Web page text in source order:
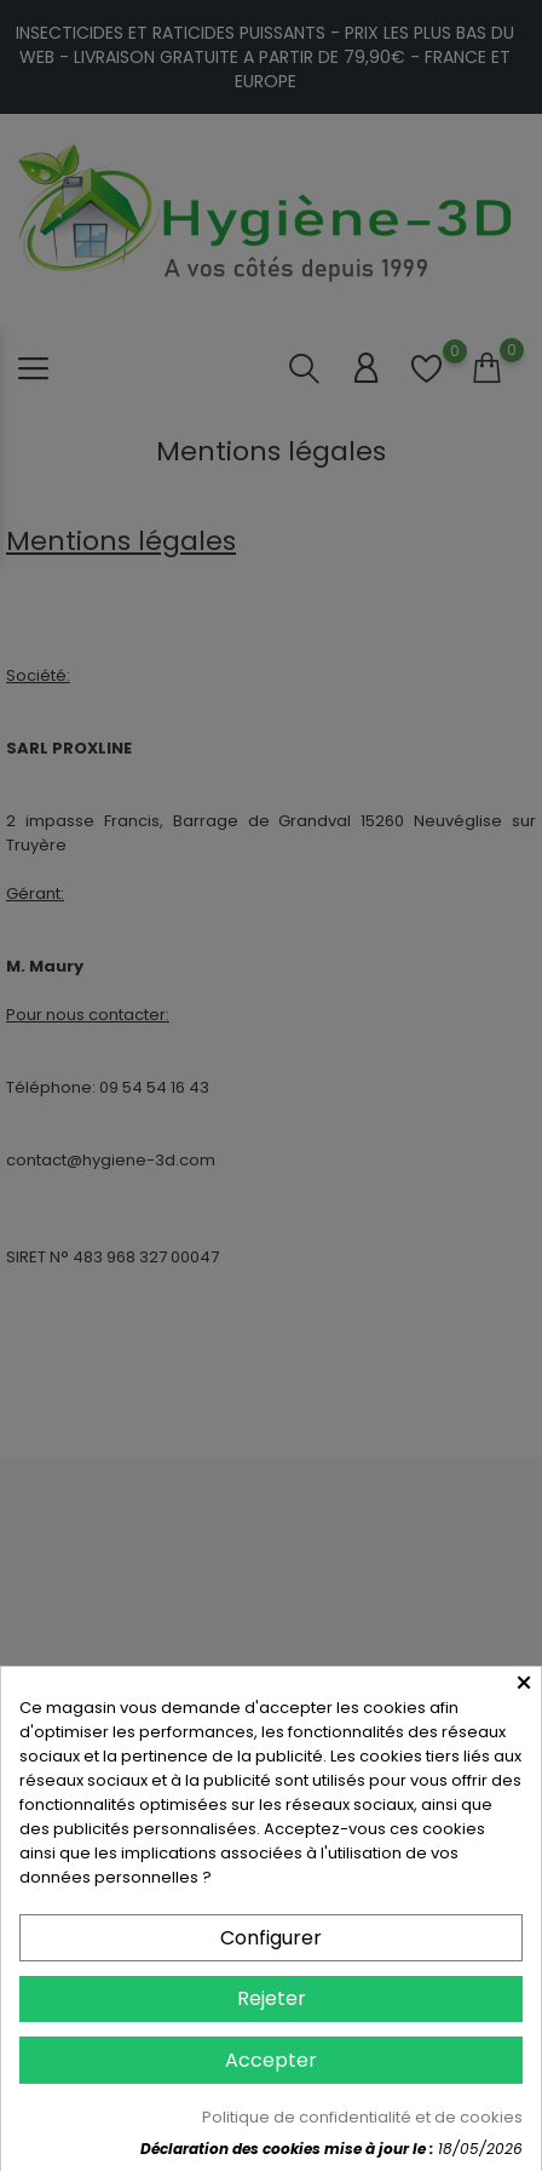
INSECTICIDES ET RATICIDES PUISSANTS - PRIX LES PLUS BAS DU
WEB - LIVRAISON GRATUITE A PARTIR DE 79,90€ - FRANCE ET
EUROPE
0 0
Mentions légales
Mentions légales
Société:
SARL PROXLINE
2 impasse Francis, Barrage de Grandval 15260 Neuvéglise sur
Truyère
Gérant:
M. Maury
Pour nous contacter:
Téléphone: 09 54 54 16 43
contact@hygiene-3d.com
SIRET N° 483 968 327 00047
Hygiène-3D PROXLINE - 2 IMPASSE FRANCIS BARRAGE DE
GRANDVAL15260 NEUVEGLISE SUR TRUYEREFrance
métropolitaine
0954541643
contact@hygiene-3d.com
×
Ce magasin vous demande d'accepter les cookies afin
d'optimiser les performances, les fonctionnalités des réseaux
sociaux et la pertinence de la publicité. Les cookies tiers liés aux
réseaux sociaux et à la publicité sont utilisés pour vous offrir des
fonctionnalités optimisées sur les réseaux sociaux, ainsi que
des publicités personnalisées. Acceptez-vous ces cookies
ainsi que les implications associées à l'utilisation de vos
données personnelles ?
Configurer
Rejeter
Accepter
Politique de confidentialité et de cookies
Déclaration des cookies mise à jour le : 18/05/2026